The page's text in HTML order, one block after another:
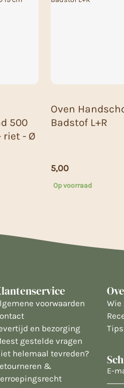
500
riet - Ø
Oven
Badstof L+R
5,00
Op voorraad
voorwaarden
en bezorging
gestelde vragen
helemaal tevreden?
&
Wie
Tips
E-